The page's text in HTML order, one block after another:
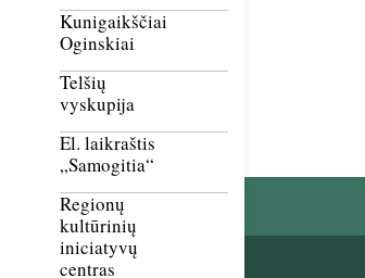
Kunigaikščiai
Oginskiai
Telšių
vyskupija
El. laikraštis
„Samogitia“
Regionų
kultūrinių
iniciatyvų
centras